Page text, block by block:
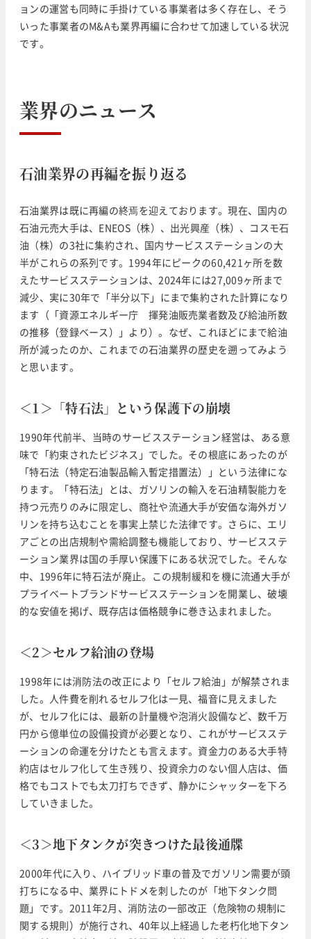
ョンの運営も同時に手掛けている事業者は多く存在し、そう
いった事業者のM&Aも業界再編に合わせて加速している状況
です。
業界のニュース
石油業界の再編を振り返る
石油業界は既に再編の終焉を迎えております。現在、国内の
石油元売大手は、ENEOS（株）、出光興産（株）、コスモ石
油（株）の3社に集約され、国内サービスステーションの大
半がこれらの系列です。1994年にピークの60,421ヶ所を数
えたサービスステーションは、2024年には27,009ヶ所まで
減少、実に30年で「半分以下」にまで集約された計算になり
ます（「資源エネルギー庁 揮発油販売業者数及び給油所数
の推移（登録ベース）」より）。なぜ、これほどにまで給油
所が減ったのか、これまでの石油業界の歴史を遡ってみよう
と思います。
＜1＞「特石法」という保護下の崩壊
1990年代前半、当時のサービスステーション経営は、ある意
味で「約束されたビジネス」でした。その根底にあったのが
「特石法（特定石油製品輸入暫定措置法）」という法律にな
ります。「特石法」とは、ガソリンの輸入を石油精製能力を
持つ元売りのみに限定し、商社や流通大手が安価な海外ガソ
リンを持ち込むことを事実上禁じた法律です。さらに、エリ
アごとの出店規制や需給調整も機能しており、サービスステ
ーション業界は国の手厚い保護下にある状況でした。そんな
中、1996年に特石法が廃止。この規制緩和を機に流通大手が
プライベートブランドサービスステーションを開業し、破壊
的な安値を掲げ、既存店は価格競争に巻き込まれました。
＜2＞セルフ給油の登場
1998年には消防法の改正により「セルフ給油」が解禁されま
した。人件費を削れるセルフ化は一見、福音に見えました
が、セルフ化には、最新の計量機や泡消火設備など、数千万
円から億単位の設備投資が必要となり、これがサービスステ
ーションの命運を分けたとも言えます。資金力のある大手特
約店はセルフ化して生き残り、投資余力のない個人店は、価
格でもコストでも太刀打ちできず、静かにシャッターを下ろ
していきました。
＜3＞地下タンクが突きつけた最後通牒
2000年代に入り、ハイブリッド車の普及でガソリン需要が頭
打ちになる中、業界にトドメを刺したのが「地下タンク問
題」です。2011年2月、消防法の一部改正（危険物の規制に
関する規則）が施行され、40年以上経過した老朽化地下タン